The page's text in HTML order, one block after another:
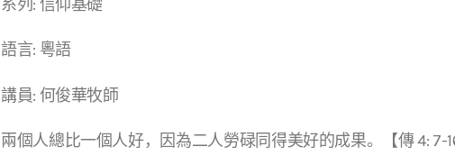
系列: 信仰基礎
語言: 粵語
講員: 何俊華牧師
兩個人總比一個人好，因為二人勞碌同得美好的成果。【傳 4: 7-